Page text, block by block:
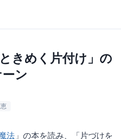
きめく片付け」の
ン
法 」の本を読み、「片づけを